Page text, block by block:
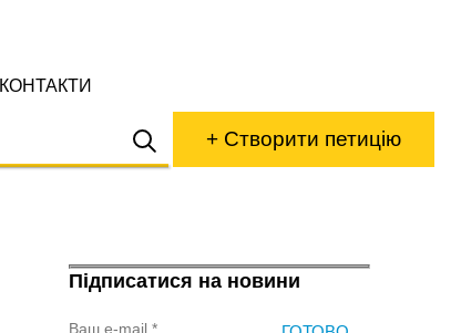
КОНТАКТИ
+ Створити петицію
Підписатися на новини